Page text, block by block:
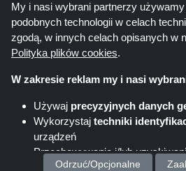
Shoppingspout.com/pl ani jego personel
dokonujesz zakupu za pośrednictwem tych
zarabia prowizję wyłącznie za
My i nasi wybrani partnerzy
podobnych technologii w celach
zgodą, w innych celach opisanych w
Polityka plików cookies.
W zakresie reklam my i nasi
Używaj precyzyjnych danych
Wykorzystaj techniki
urządzeń
Przechowywanie i/lub
na urządzeniu
Odrzuć/Opcjonalne